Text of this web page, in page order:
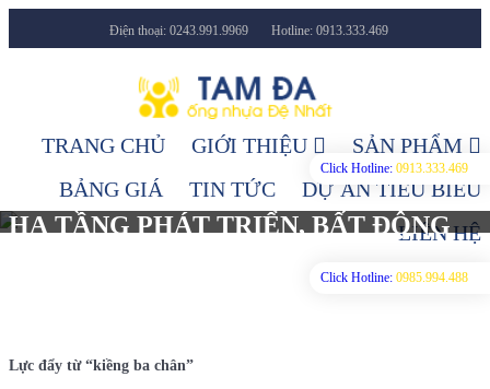
Điện thoại: 0243.991.9969 Hotline: 0913.333.469
Facebook Youtube
TRANG CHỦ GIỚI THIỆU
SẢN PHẨM
BẢNG GIÁ
TIN TỨC
DỰ ÁN TIÊU BIỂU
LIÊN HỆ
Click Hotline: 0913.333.469
Click Hotline: 0985.994.488
HẠ TẦNG PHÁT TRIỂN, BẤT ĐỘNG
Lực đẩy từ “kiềng ba chân”